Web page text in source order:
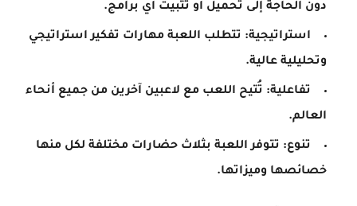
دون الحاجة إلى تحميل أو تثبيت أي برامج.
استراتيجية: تتطلب اللعبة مهارات تفكير استراتيجي
وتحليلية عالية.
تفاعلية: تُتيح اللعب مع لاعبين آخرين من جميع أنحاء
العالم.
تنوع: تتوفر اللعبة بثلاث حضارات مختلفة لكل منها
خصائصها وميزاتها.